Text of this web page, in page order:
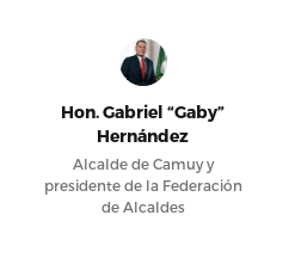
Hon. Gabriel “Gaby”
Hernández
Alcalde de Camuy y
presidente de la Federación
de Alcaldes